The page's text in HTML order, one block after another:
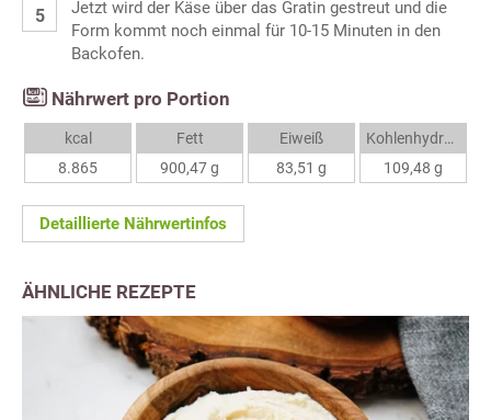
Jetzt wird der Käse über das Gratin gestreut und die
Form kommt noch einmal für 10-15 Minuten in den
Backofen.
Nährwert pro Portion
kcal
8.865
Fett
900,47 g
Eiweiß
83,51 g
Kohlenhydrate
109,48 g
Detaillierte Nährwertinfos
ÄHNLICHE REZEPTE